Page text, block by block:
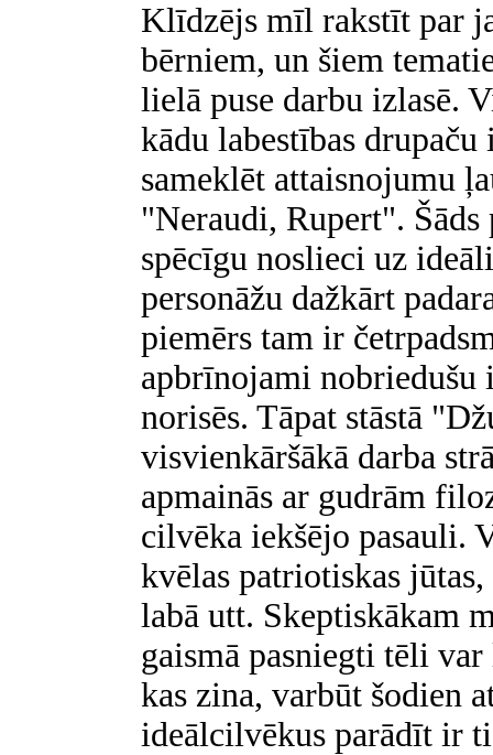
Klīdzējs mīl rakstīt par
bērniem, un šiem
lielā puse darbu izlasē.
kādu labestības
sameklēt attaisnojumu
"Neraudi, Rupert".
spēcīgu noslieci uz
personāžu dažkārt
piemērs tam ir
apbrīnojami nobriedušu
norisēs. Tāpat stāstā
visvienkāršākā darba
apmainās ar gudrām
cilvēka iekšējo pasauli.
kvēlas patriotiskas jūtas,
labā utt. Skeptiskākam
gaismā pasniegti tēli
kas zina, varbūt šodien
ideālcilvēkus parādīt ir